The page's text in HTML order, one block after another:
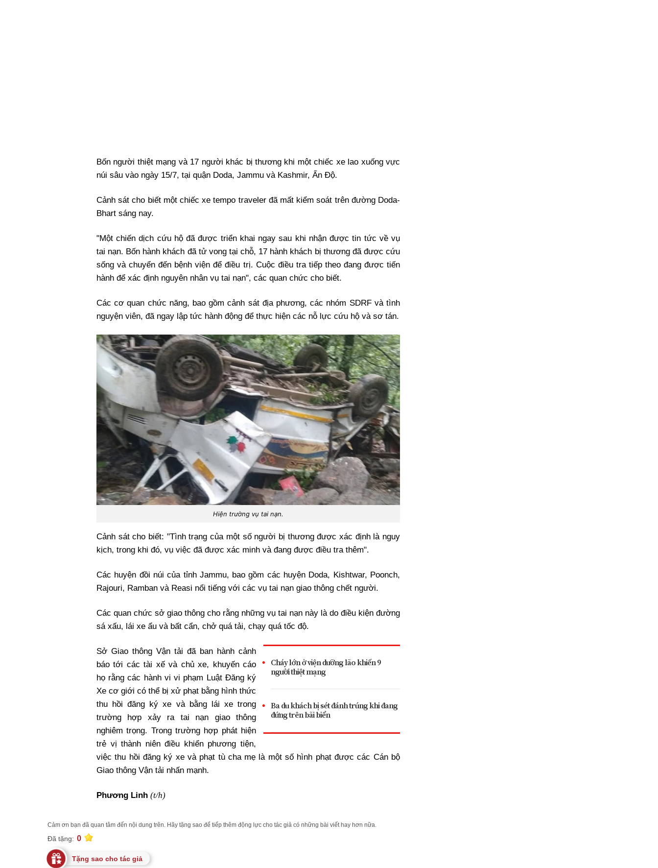
Bốn người thiệt mạng và 17 người khác bị thương khi một chiếc xe lao xuống vực
núi sâu vào ngày 15/7, tại quận Doda, Jammu và Kashmir, Ấn Độ.
Cảnh sát cho biết một chiếc xe tempo traveler đã mất kiểm soát trên đường Doda-
Bhart sáng nay.
"Một chiến dịch cứu hộ đã được triển khai ngay sau khi nhận được tin tức về vụ
tai nạn. Bốn hành khách đã tử vong tại chỗ, 17 hành khách bị thương đã được cứu
sống và chuyển đến bệnh viện để điều trị. Cuộc điều tra tiếp theo đang được tiến
hành để xác định nguyên nhân vụ tai nạn", các quan chức cho biết.
Các cơ quan chức năng, bao gồm cảnh sát địa phương, các nhóm SDRF và tình
nguyện viên, đã ngay lập tức hành động để thực hiện các nỗ lực cứu hộ và sơ tán.
Hiện trường vụ tai nạn.
Cảnh sát cho biết: "Tình trạng của một số người bị thương được xác định là nguy
kịch, trong khi đó, vụ việc đã được xác minh và đang được điều tra thêm".
Các huyện đồi núi của tỉnh Jammu, bao gồm các huyện Doda, Kishtwar, Poonch,
Rajouri, Ramban và Reasi nổi tiếng với các vụ tai nạn giao thông chết người.
Các quan chức sở giao thông cho rằng những vụ tai nạn này là do điều kiện đường
sá xấu, lái xe ẩu và bất cẩn, chở quá tải, chạy quá tốc độ.
Cháy lớn ở viện dưỡng lão khiến 9
người thiệt mạng
Ba du khách bị sét đánh trúng khi đang
đứng trên bãi biển
Sở Giao thông Vận tải đã ban hành cảnh
báo tới các tài xế và chủ xe, khuyến cáo
họ rằng các hành vi vi phạm Luật Đăng ký
Xe cơ giới có thể bị xử phạt bằng hình thức
thu hồi đăng ký xe và bằng lái xe trong
trường hợp xảy ra tai nạn giao thông
nghiêm trọng. Trong trường hợp phát hiện
trẻ vị thành niên điều khiển phương tiện,
việc thu hồi đăng ký xe và phạt tù cha mẹ là một số hình phạt được các Cán bộ
Giao thông Vận tải nhấn mạnh.
Phương Linh (t/h)
Cảm ơn bạn đã quan tâm đến nội dung trên. Hãy tặng sao để tiếp thêm động lực cho tác giả có những bài viết hay hơn nữa.
Đã tặng: 0
Tặng sao cho tác giả